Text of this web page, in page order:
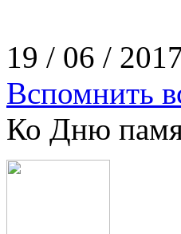
19 / 06 /
Вспомнить
Ко Дню